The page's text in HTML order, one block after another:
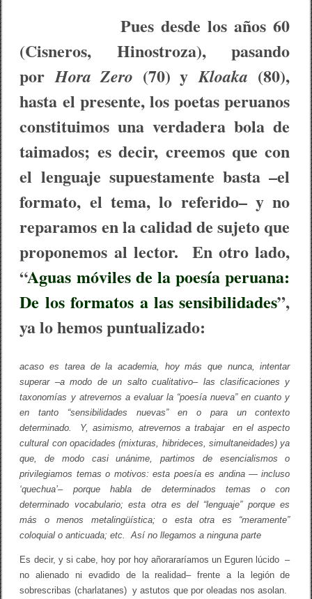
Pues desde los años 60
(Cisneros, Hinostroza), pasando
porHora Zero (70) yKloaka (80),
hasta el presente, los poetas peruanos
constituimos una verdadera bola de
taimados; es decir, creemos que con
el lenguaje supuestamente basta –el
formato, el tema, lo referido– y no
reparamos en la calidad de sujeto que
proponemos al lector. En otro lado,
“Aguas móviles de la poesía peruana:
De los formatos a las sensibilidades”,
ya lo hemos puntualizado:
acaso es tarea de la academia, hoy más que nunca, intentar
superar –a modo de un salto cualitativo– las clasificaciones y
taxonomías y atrevernos a evaluar la “poesía nueva” en cuanto y
en tanto “sensibilidades nuevas” en o para un contexto
determinado. Y, asimismo, atrevernos a trabajar en el aspecto
cultural con opacidades (mixturas, hibrideces, simultaneidades) ya
que, de modo casi unánime, partimos de esencialismos o
privilegiamos temas o motivos: esta poesía es andina — incluso
‘quechua’– porque habla de determinados temas o con
determinado vocabulario; esta otra es del “lenguaje” porque es
más o menos metalingüística; o esta otra es “meramente”
coloquial o anticuada; etc. Así no llegamos a ninguna parte
Es decir, y si cabe, hoy por hoy añorararíamos un Eguren lúcido –
no alienado ni evadido de la realidad– frente a la legión de
sobrescribas (charlatanes) y astutos que por oleadas nos asolan.